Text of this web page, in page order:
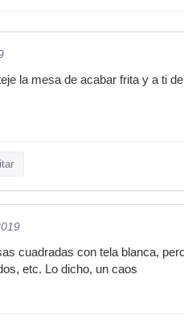
la mesa de acabar frita y a ti
cuadradas con tela blanca,
etc. Lo dicho, un caos